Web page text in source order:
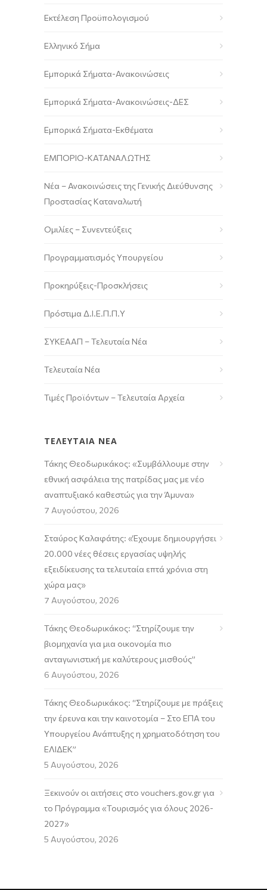
Εκτέλεση Προϋπολογισμού
Ελληνικό Σήμα
Εμπορικά Σήματα-Ανακοινώσεις
Εμπορικά Σήματα-Ανακοινώσεις-ΔΕΣ
Εμπορικά Σήματα-Εκθέματα
ΕΜΠΟΡΙΟ-ΚΑΤΑΝΑΛΩΤΗΣ
Νέα – Ανακοινώσεις της Γενικής Διεύθυνσης
Προστασίας Καταναλωτή
Ομιλίες – Συνεντεύξεις
Προγραμματισμός Υπουργείου
Προκηρύξεις-Προσκλήσεις
Πρόστιμα Δ.Ι.Ε.Π.Π.Υ
ΣΥΚΕΑΑΠ – Τελευταία Νέα
Τελευταία Νέα
Τιμές Προϊόντων – Τελευταία Αρχεία
ΤΕΛΕΥΤΑΙΑ ΝΕΑ
Τάκης Θεοδωρικάκος: «Συμβάλλουμε στην
εθνική ασφάλεια της πατρίδας μας με νέο
αναπτυξιακό καθεστώς για την Άμυνα»
7 Αυγούστου, 2026
Σταύρος Καλαφάτης: «Έχουμε δημιουργήσει
20.000 νέες θέσεις εργασίας υψηλής
εξειδίκευσης τα τελευταία επτά χρόνια στη
χώρα μας»
7 Αυγούστου, 2026
Τάκης Θεοδωρικάκος: “Στηρίζουμε την
βιομηχανία για μια οικονομία πιο
ανταγωνιστική με καλύτερους μισθούς”
6 Αυγούστου, 2026
Τάκης Θεοδωρικάκος: “Στηρίζουμε με πράξεις
την έρευνα και την καινοτομία – Στο ΕΠΑ του
Υπουργείου Ανάπτυξης η χρηματοδότηση του
ΕΛΙΔΕΚ”
5 Αυγούστου, 2026
Ξεκινούν οι αιτήσεις στο vouchers.gov.gr για
το Πρόγραμμα «Τουρισμός για όλους 2026-
2027»
5 Αυγούστου, 2026